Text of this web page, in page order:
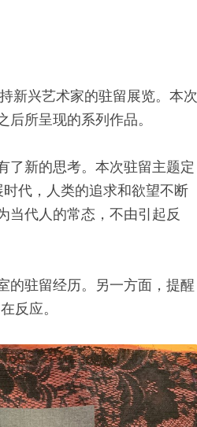
新兴艺术家的驻留展览。本次
所呈现的系列作品。
了新的思考。本次驻留主题定
代，人类的追求和欲望不断
当代人的常态，不由引起反
的驻留经历。另一方面，提醒
反应。